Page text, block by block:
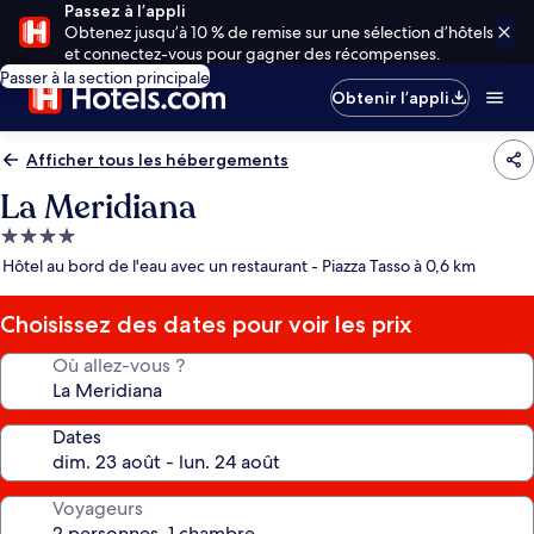
Passez à l’appli
Obtenez jusqu’à 10 % de remise sur une sélection d’hôtels
et connectez-vous pour gagner des récompenses.
Passer à la section principale
Obtenir l’appli
Afficher tous les hébergements
La Meridiana
Hébergement
4.0 étoiles
Hôtel au bord de l'eau avec un restaurant - Piazza Tasso à 0,6 km
Choisissez des dates pour voir les prix
Où allez-vous ?
Dates
Voyageurs